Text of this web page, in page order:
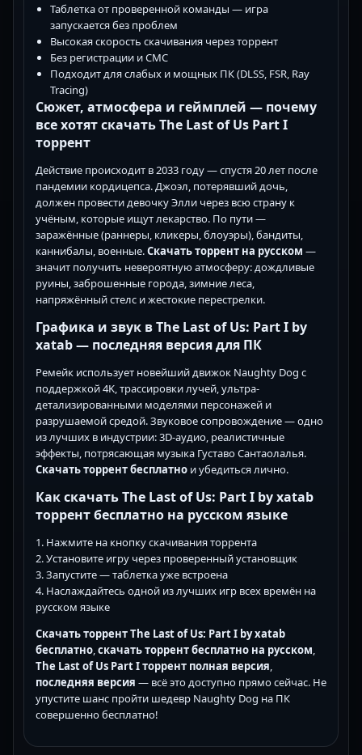
Таблетка от проверенной команды — игра
запускается без проблем
Высокая скорость скачивания через торрент
Без регистрации и СМС
Подходит для слабых и мощных ПК (DLSS, FSR, Ray
Tracing)
Сюжет, атмосфера и геймплей — почему
все хотят скачать The Last of Us Part I
торрент
Действие происходит в 2033 году — спустя 20 лет после
пандемии кордицепса. Джоэл, потерявший дочь,
должен провести девочку Элли через всю страну к
учёным, которые ищут лекарство. По пути —
заражённые (раннеры, кликеры, блоуэры), бандиты,
каннибалы, военные.Скачать торрент на русском —
значит получить невероятную атмосферу: дождливые
руины, заброшенные города, зимние леса,
напряжённый стелс и жестокие перестрелки.
Графика и звук в The Last of Us: Part I by
xatab — последняя версия для ПК
Ремейк использует новейший движок Naughty Dog с
поддержкой 4K, трассировки лучей, ультра-
детализированными моделями персонажей и
разрушаемой средой. Звуковое сопровождение — одно
из лучших в индустрии: 3D-аудио, реалистичные
эффекты, потрясающая музыка Густаво Сантаолалья.
Скачать торрент бесплатно и убедиться лично.
Как скачать The Last of Us: Part I by xatab
торрент бесплатно на русском языке
1. Нажмите на кнопку скачивания торрента
2. Установите игру через проверенный установщик
3. Запустите — таблетка уже встроена
4. Наслаждайтесь одной из лучших игр всех времён на
русском языке
Скачать торрент The Last of Us: Part I by xatab
бесплатно,скачать торрент бесплатно на русском,
The Last of Us Part I торрент полная версия,
последняя версия — всё это доступно прямо сейчас. Не
упустите шанс пройти шедевр Naughty Dog на ПК
совершенно бесплатно!